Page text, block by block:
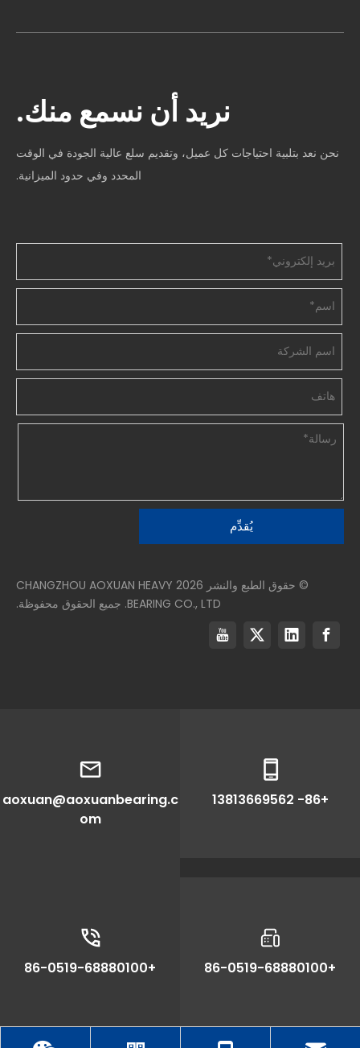
نريد أن نسمع منك.
نحن نعد بتلبية احتياجات كل عميل، وتقديم سلع عالية الجودة في الوقت
المحدد وفي حدود الميزانية.
يُقدِّم
© حقوق الطبع والنشر 2026
CHANGZHOU AOXUAN HEAVY
BEARING CO., LTD. جميع الحقوق محفوظة.
aoxuan@aoxuanbearing.c
om
+86- 13813669562
+86-0519-68880100 +86-0519-68880100